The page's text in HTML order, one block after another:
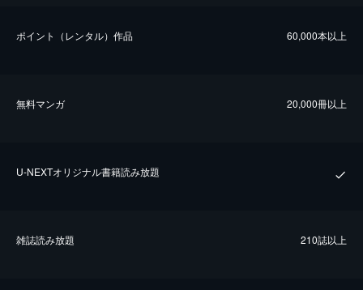
ポイント（レンタル）作品 60,000本以上
無料マンガ 20,000冊以上
U-NEXTオリジナル書籍読み放題
雑誌読み放題 210誌以上